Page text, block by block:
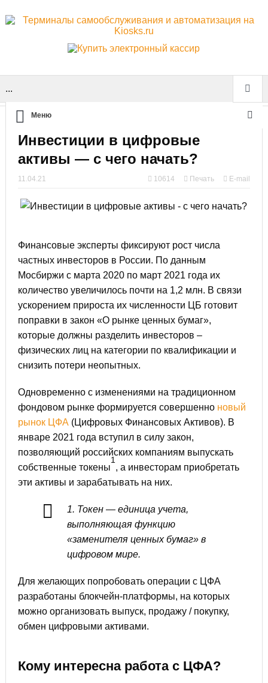
...
Меню
Инвестиции в цифровые
активы — с чего начать?
11.04.21 10614 Печать E-mail
Финансовые эксперты фиксируют рост числа
частных инвесторов в России. По данным
Мосбиржи с марта 2020 по март 2021 года их
количество увеличилось почти на 1,2 млн. В связи
ускорением прироста их численности ЦБ готовит
поправки в закон «О рынке ценных бумаг»,
которые должны разделить инвесторов –
физических лиц на категории по квалификации и
снизить потери неопытных.
Одновременно с изменениями на традиционном
фондовом рынке формируется совершенно новый
рынок ЦФА(Цифровых Финансовых Активов). В
январе 2021 года вступил в силу закон,
позволяющий российских компаниям выпускать
собственные токены
1
, а инвесторам приобретать
эти активы и зарабатывать на них.
1. Токен — единица учета,
выполняющая функцию
«заменителя ценных бумаг» в
цифровом мире.
Для желающих попробовать операции с ЦФА
разработаны блокчейн-платформы, на которых
можно организовать выпуск, продажу / покупку,
обмен цифровыми активами.
Кому интересна работа с ЦФА?